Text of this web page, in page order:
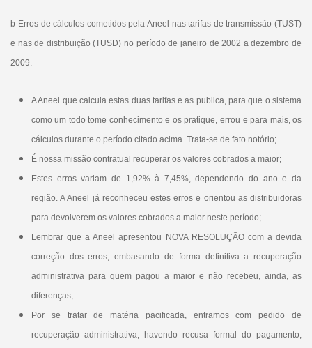
b-Erros de cálculos cometidos pela Aneel nas tarifas de transmissão (TUST)
e nas de distribuição (TUSD) no período de janeiro de 2002 a dezembro de
2009.
A Aneel que calcula estas duas tarifas e as publica, para que o sistema
como um todo tome conhecimento e os pratique, errou e para mais, os
cálculos durante o período citado acima. Trata-se de fato notório;
É nossa missão contratual recuperar os valores cobrados a maior;
Estes erros variam de ​1,92% à 7,45%, dependendo do ano e da
região. A Aneel já reconheceu estes erros e orientou as distribuidoras
para devolverem os valores cobrados a maior neste período;
Lembrar que a Aneel apresentou NOVA RESOLUÇÃO com a devida
correção dos erros, embasando de forma definitiva a recuperação
administrativa para quem pagou a maior e não recebeu, ainda, as
diferenças;
Por se tratar de matéria pacificada, entramos com pedido de
recuperação administrativa, havendo recusa formal do pagamento,